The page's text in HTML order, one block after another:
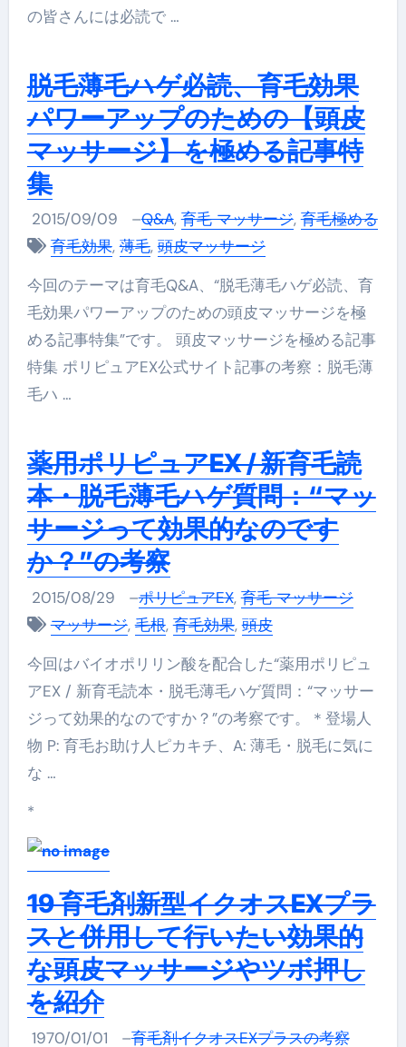
の皆さんには必読で …
脱毛薄毛ハゲ必読、育毛効果
パワーアップのための【頭皮
マッサージ】を極める記事特
集
2015/09/09 –Q&A,育毛 マッサージ,育毛極める
育毛効果,薄毛,頭皮マッサージ
今回のテーマは育毛Q&A、“脱毛薄毛ハゲ必読、育
毛効果パワーアップのための頭皮マッサージを極
める記事特集”です。 頭皮マッサージを極める記事
特集 ポリピュアEX公式サイト記事の考察：脱毛薄
毛ハ …
薬用ポリピュアEX / 新育毛読
本・脱毛薄毛ハゲ質問：“マッ
サージって効果的なのです
か？”の考察
2015/08/29 –ポリピュアEX,育毛 マッサージ
マッサージ,毛根,育毛効果,頭皮
今回はバイオポリリン酸を配合した“薬用ポリピュ
アEX / 新育毛読本・脱毛薄毛ハゲ質問：“マッサー
ジって効果的なのですか？”の考察です。＊登場人
物 P: 育毛お助け人ピカキチ、A: 薄毛・脱毛に気に
な …
*
19 育毛剤新型イクオスEXプラ
スと併用して行いたい効果的
な頭皮マッサージやツボ押し
を紹介
1970/01/01 –育毛剤イクオスEXプラスの考察